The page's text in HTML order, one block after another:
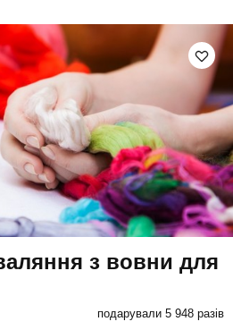
з вовни для
подарували 5 948 разів